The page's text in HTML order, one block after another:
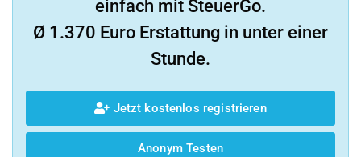
einfach mit SteuerGo.
Ø 1.370 Euro Erstattung in unter einer
Stunde.
Jetzt kostenlos registrieren
Anonym Testen